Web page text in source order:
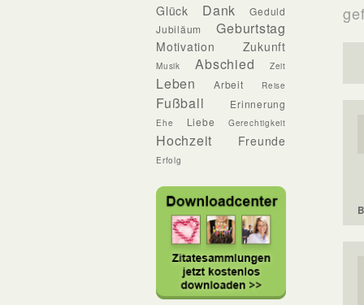
Glück Dank
Geduld
Jubiläum
Geburtstag
Motivation Zukunft
Musik Abschied Zeit
Leben Arbeit Reise
Fußball Erinnerung
Ehe Liebe Gerechtigkeit
Hochzeit Freunde
Erfolg